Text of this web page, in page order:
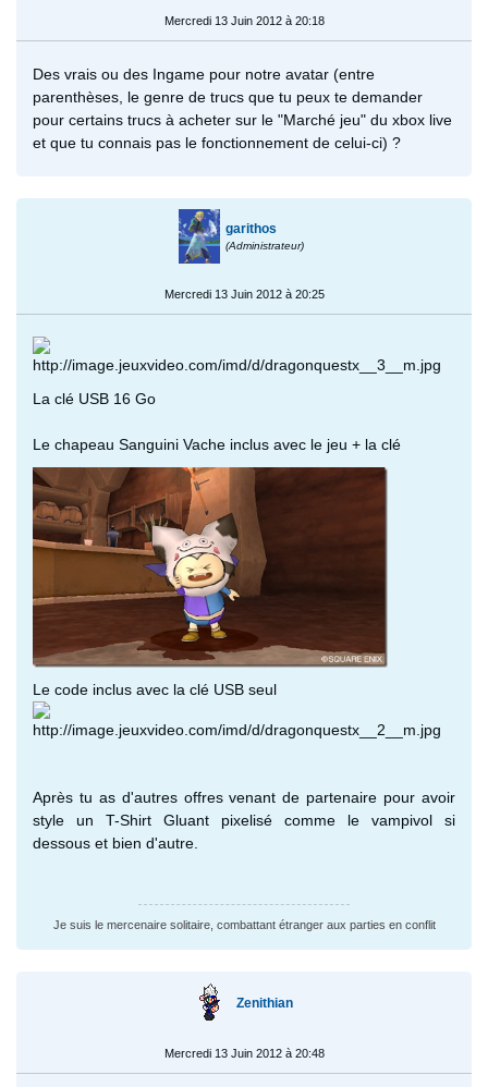
Mercredi 13 Juin 2012 à 20:18
Des vrais ou des Ingame pour notre avatar (entre
parenthèses, le genre de trucs que tu peux te demander
pour certains trucs à acheter sur le "Marché jeu" du xbox live
et que tu connais pas le fonctionnement de celui-ci) ?
garithos
(Administrateur)
Mercredi 13 Juin 2012 à 20:25
La clé USB 16 Go
Le chapeau Sanguini Vache inclus avec le jeu + la clé
Le code inclus avec la clé USB seul
Après tu as d'autres offres venant de partenaire pour avoir
style un T-Shirt Gluant pixelisé comme le vampivol si
dessous et bien d'autre.
Je suis le mercenaire solitaire, combattant étranger aux parties en conflit
Zenithian
Mercredi 13 Juin 2012 à 20:48